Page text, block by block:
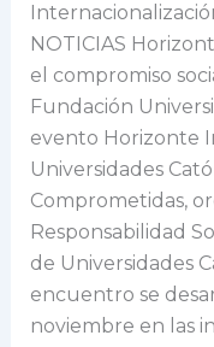
NOTICIAS
el compromiso
Fundación
evento Horizonte
Universidades
Comprometidas,
Responsabilidad
de Universidades
encuentro se
noviembre en las